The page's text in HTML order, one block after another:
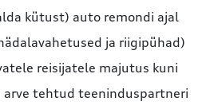
kütust) auto remondi ajal
ja riigipühad)
reisijatele majutus kuni
arve tehtud teeninduspartneri